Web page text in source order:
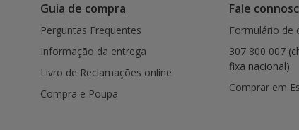
Guia de compra
Perguntas Frequentes
Informação da entrega
Livro de Reclamações online
Compra e Poupa
Fale
Formulário de
307 800 007
fixa nacional)
Comprar em